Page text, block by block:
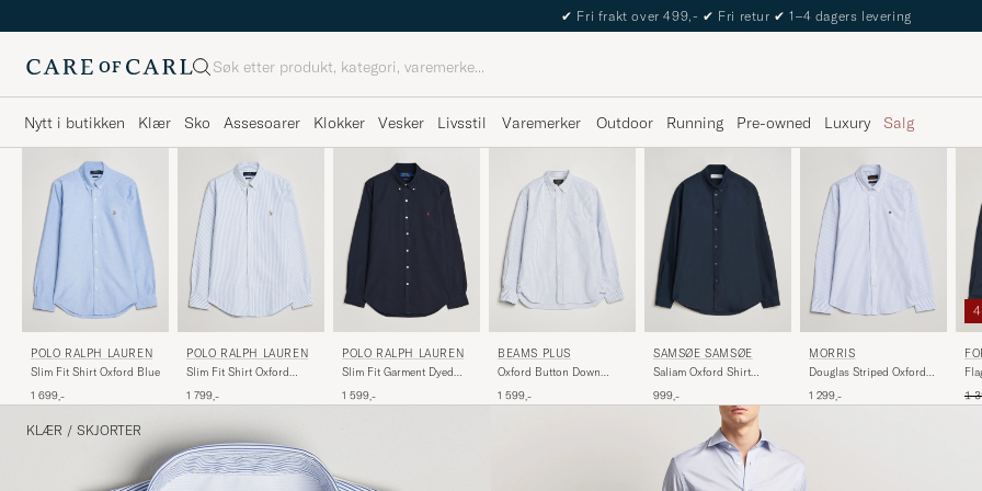
The Care of Carl Passport
Søk
Nytt i butikken Klær Sko Assesoarer Klokker Vesker Livsstil Varemerker Outdoor Running Pre-owned Luxury Salg
POLO RALPH LAUREN
Slim Fit Shirt Oxford Blue
1 699,-
POLO RALPH LAUREN
Slim Fit Shirt Oxford
1 799,-
POLO RALPH LAUREN
Slim Fit Garment Dyed
1 599,-
BEAMS PLUS
Oxford Button Down
1 599,-
SAMSØE SAMSØE
Saliam Oxford Shirt
999,-
MORRIS
Douglas Striped Oxford
1 299,- 1
KLÆR / SKJORTER